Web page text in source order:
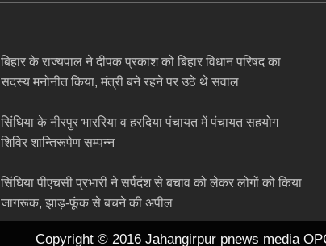
बिहार के राज्यपाल ने दीपक प्रकाश को बिहार विधान परिषद का
सदस्य मनोनीत किया, मंत्री बने रहने पर उठे थे सवाल
सिंघिया के नीरपुर भाररिया व हरदिया पंचायत में पंचायत सहयोग
शिविर शान्तिरूपेण सम्पन्न
सिंघिया पीएचसी प्रभारी ने सर्पदंश से बचाव को लेकर लोगों को किया
जागरूक, झाड़-फूंक से बचने की अपील
Copyright © 2016 Jahangirpur pnews media